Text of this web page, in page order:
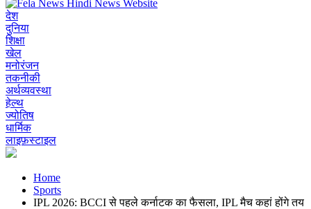
देश
दुनिया
शिक्षा
खेल
मनोरंजन
तकनीकी
अर्थव्यवस्था
हेल्थ
ज्योतिष
धार्मिक
लाइफ़स्टाइल
Home
Sports
IPL 2026: BCCI से पहले कर्नाटक का फैसला, IPL मैच कहां होंगे तय